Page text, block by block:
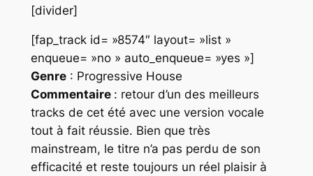
[divider]
[fap_track id= »8574″ layout= »list »
enqueue= »no » auto_enqueue= »yes »]
Genre: Progressive House
Commentaire : retour d’un des meilleurs
tracks de cet été avec une version vocale
tout à fait réussie. Bien que très
mainstream, le titre n’a pas perdu de son
efficacité et reste toujours un réel plaisir à